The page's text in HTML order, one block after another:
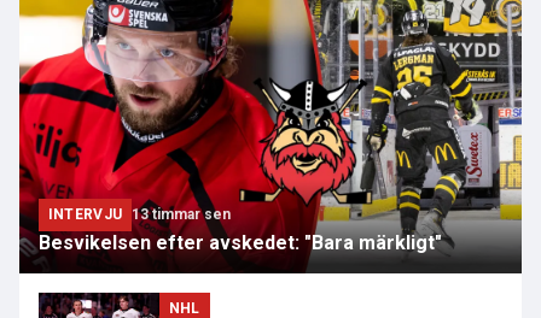
INTERVJU 13 timmar sen
Besvikelsen efter avskedet: "Bara märkligt"
NHL